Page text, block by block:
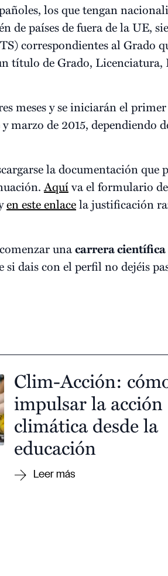
los que tengan
países de fuera de la UE,
correspondientes al Grado
título de Grado, Licenciatura,
meses y se iniciarán el
marzo de 2015, dependiendo
la documentación que
Aquíva el formulario
en este enlacela justificación
unacarrera científica
si dais con el perfil no dejéis
Clim-Acción:
impulsar la acción
climática desde la
educación